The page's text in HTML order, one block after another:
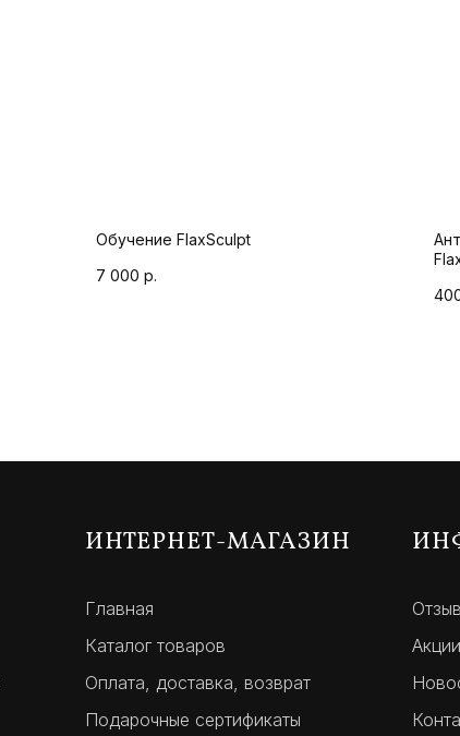
Обучение FlaxSculpt
7 000 р.
ИНТЕРНЕТ-МАГАЗИН
Главная
Каталог товаров
Оплата, доставка, возврат
Подарочные сертификаты
Акции